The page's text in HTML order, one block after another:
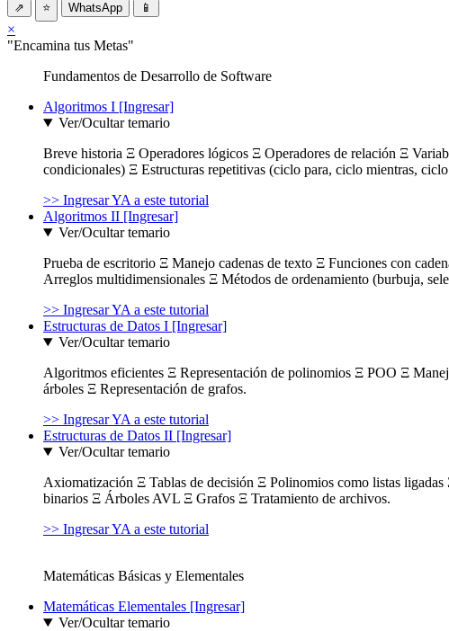
⇗ ⭐ WhatsApp 📱
×
"Encamina tus Metas"
Fundamentos de Desarrollo de Software
Algoritmos I [Ingresar]
Ver/Ocultar temario
Breve historia Ξ Operadores lógicos Ξ Operadores de relación Ξ
condicionales) Ξ Estructuras repetitivas (ciclo para, ciclo mientras,
>> Ingresar YA a este tutorial
Algoritmos II [Ingresar]
Ver/Ocultar temario
Prueba de escritorio Ξ Manejo cadenas de texto Ξ Funciones con
Arreglos multidimensionales Ξ Métodos de ordenamiento (burbuja,
>> Ingresar YA a este tutorial
Estructuras de Datos I [Ingresar]
Ver/Ocultar temario
Algoritmos eficientes Ξ Representación de polinomios Ξ POO Ξ
árboles Ξ Representación de grafos.
>> Ingresar YA a este tutorial
Estructuras de Datos II [Ingresar]
Ver/Ocultar temario
Axiomatización Ξ Tablas de decisión Ξ Polinomios como listas
binarios Ξ Árboles AVL Ξ Grafos Ξ Tratamiento de archivos.
>> Ingresar YA a este tutorial
Matemáticas Básicas y Elementales
Matemáticas Elementales [Ingresar]
Ver/Ocultar temario